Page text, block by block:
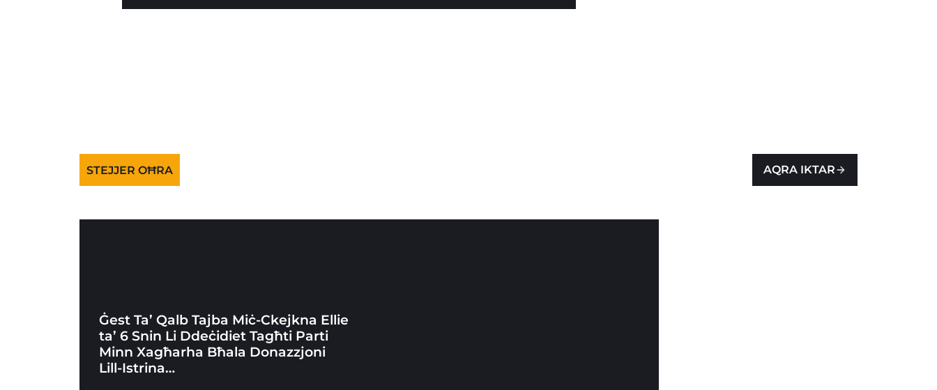
STEJJER OĦRA AQRA IKTAR
Ġest Ta’ Qalb Tajba Miċ-Ckejkna Ellie
ta’ 6 Snin Li Ddeċidiet Tagħti Parti
Minn Xagħarha Bħala Donazzjoni
Lill-Istrina…